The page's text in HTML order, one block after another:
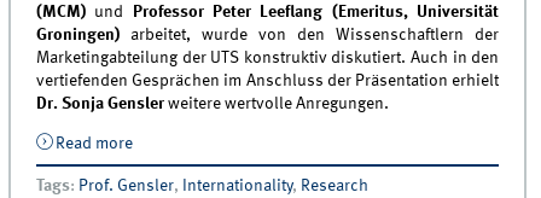
(MCM) und
Professor Peter Leeflang (Emeritus, Universität
Groningen) arbeitet, wurde von den Wissenschaftlern der
Marketingabteilung der UTS konstruktiv diskutiert. Auch in den
vertiefenden Gesprächen im Anschluss der Präsentation erhielt
Dr. Sonja Gensler weitere wertvolle Anregungen.
Read moreabout Dr. Sonja Gensler präsentiert aktuelles
Forschungsprojekt an der University of Technology
(UTS) in Sydney
Tags: Prof. Gensler, Internationality, Research